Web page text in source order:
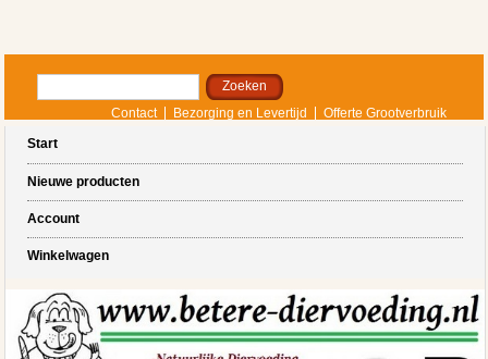
Contact Bezorging en Levertijd
Offerte Grootverbruik
Start
Nieuwe producten
Account
Winkelwagen